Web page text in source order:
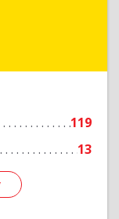
119
13
Ключ г,